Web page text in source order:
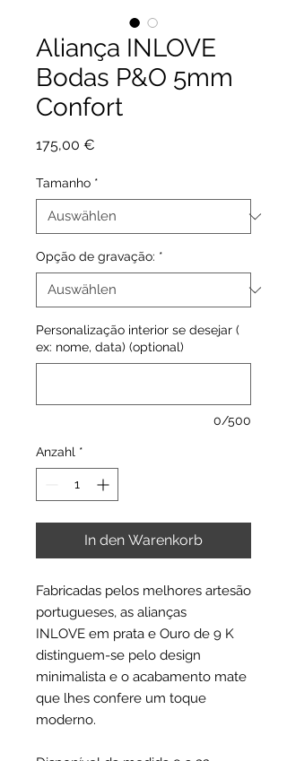
Aliança INLOVE
Bodas P&O 5mm
Confort
175,00 €
Tamanho *
Opção de gravação: *
Personalização interior se desejar (
ex: nome, data) (optional)
0/500
Anzahl *
In den Warenkorb
Fabricadas pelos melhores artesão
portugueses, as alianças
INLOVE em prata e Ouro de 9 K
distinguem-se pelo design
minimalista e o acabamento mate
que lhes confere um toque
moderno.